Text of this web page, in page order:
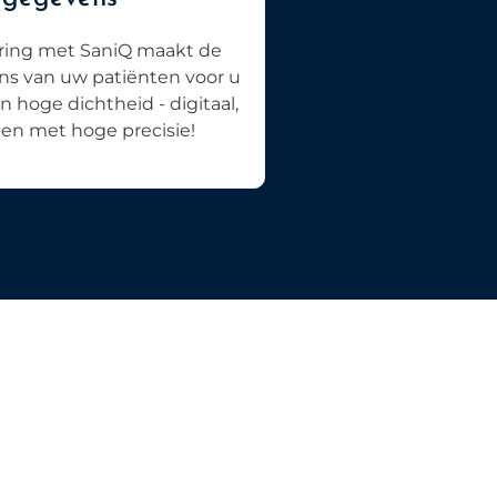
met SaniQ maakt de
van uw patiënten voor u
hoge dichtheid - digitaal,
met hoge precisie!